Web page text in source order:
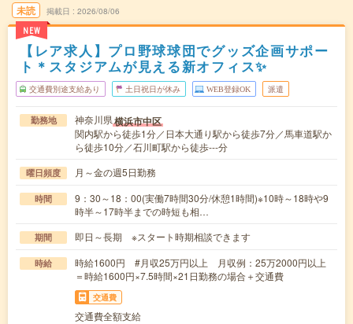
未読
NEW
掲載日 2026/08/06
【レア求人】プロ野球球団でグッズ企画サポー
ト＊スタジアムが見える新オフィス✨
交通費別途支給あり 土日祝日が休み WEB登録OK 派遣
勤務地 神奈川県横浜市中区
関内駅から徒歩1分／日本大通り駅から徒歩7分／馬車道駅か
ら徒歩10分／石川町駅から徒歩---分
曜日頻度 月～金の週5日勤務
時間
9：30～18：00(実働7時間30分/休憩1時間)※10時～18時や9
時半～17時半までの時短も相…
期間 即日～長期 ※スタート時期相談できます
時給
時給1600円 #月収25万円以上 月収例：25万2000円以上
＝時給1600円×7.5時間×21日勤務の場合＋交通費
交通費
交通費全額支給